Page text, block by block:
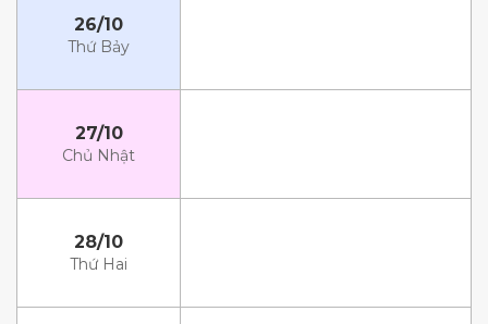
26/10
Thứ Bảy
27/10
Chủ Nhật
28/10
Thứ Hai